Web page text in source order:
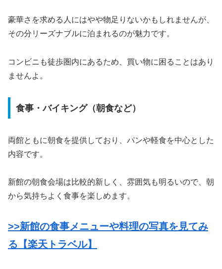
豪華さを求める人にはやや物足りないかもしれませんが、
その分リーズナブルに泊まれるのが魅力です。
コンビニも徒歩圏内にあるため、買い物に困ることはあり
ませんよ。
食事・バイキング（朝食など）
両館ともに朝食を提供しており、パンや軽食を中心とした
内容です。
新館の朝食会場は比較的新しく、雰囲気も明るいので、朝
から気持ちよく食事を楽しめます。
>>新館の食事メニューや料理の写真を見てみ
る【楽天トラベル】